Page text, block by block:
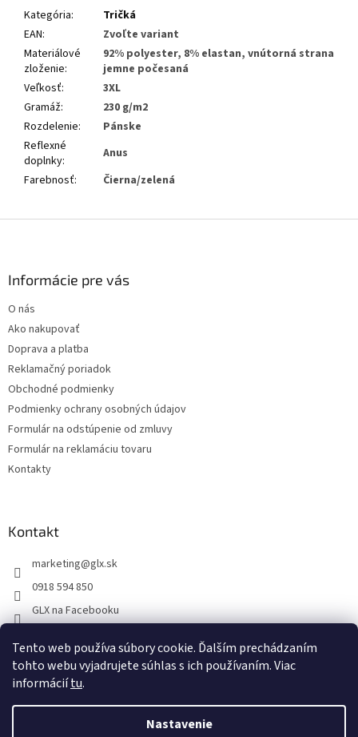
Tento web používa súbory cookie. Ďalším prechádzaním
tohto webu vyjadrujete súhlas s ich používaním. Viac
informáciítu.
Nastavenie
Kategória:
Tričká
EAN:
Zvoľte variant
Materiálové
zloženie:
92% polyester, 8% elastan, vnútorná strana
jemne počesaná
Veľkosť:
3XL
Gramáž:
230 g/m2
Rozdelenie:
Pánske
Reflexné
doplnky:
Anus
Farebnosť: Čierna/zelená
Informácie pre vás
O nás
Ako nakupovať
Doprava a platba
Reklamačný poriadok
Obchodné podmienky
Podmienky ochrany osobných údajov
Formulár na odstúpenie od zmluvy
Formulár na reklamáciu tovaru
Kontakty
Kontakt
marketing@glx.sk
0918 594 850
GLX na Facebooku